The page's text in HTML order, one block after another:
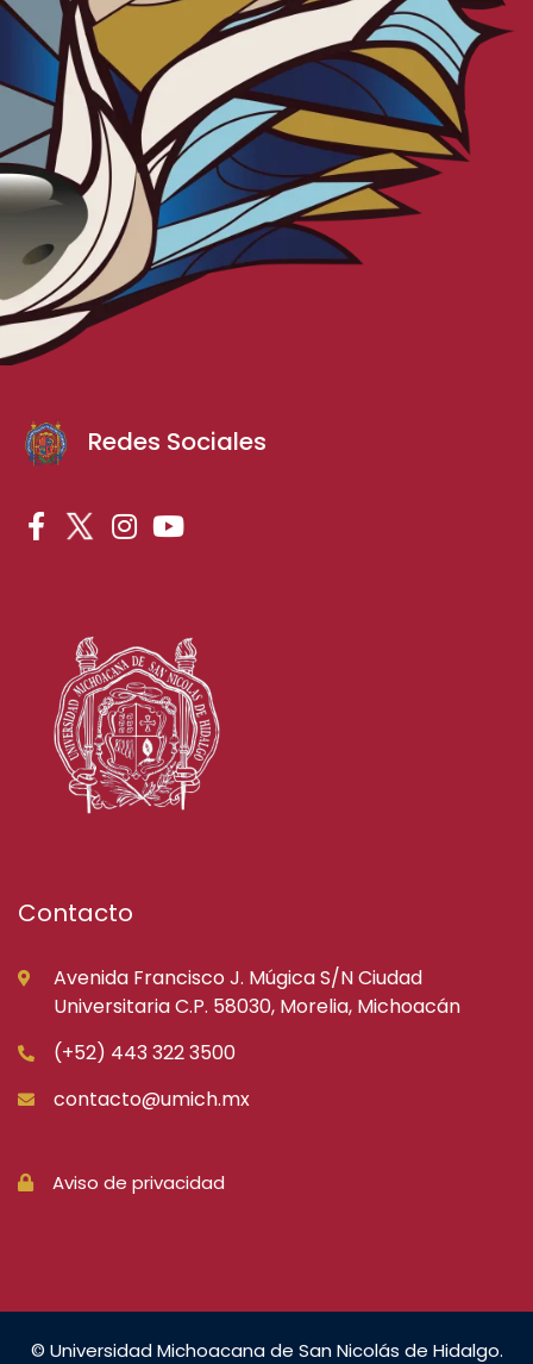
Redes Sociales
Contacto
Avenida Francisco J. Múgica S/N Ciudad
Universitaria C.P. 58030, Morelia, Michoacán
(+52) 443 322 3500
contacto@umich.mx
Aviso de privacidad
© Universidad Michoacana de San Nicolás de Hidalgo.